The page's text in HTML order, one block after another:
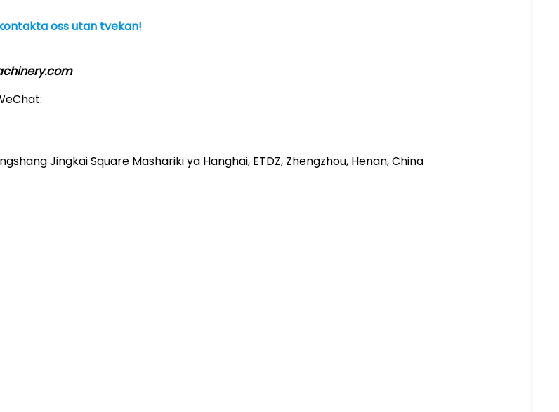
oss utan tvekan!
Jingkai Square Mashariki ya Hanghai, ETDZ, Zhengzhou, Henan, China